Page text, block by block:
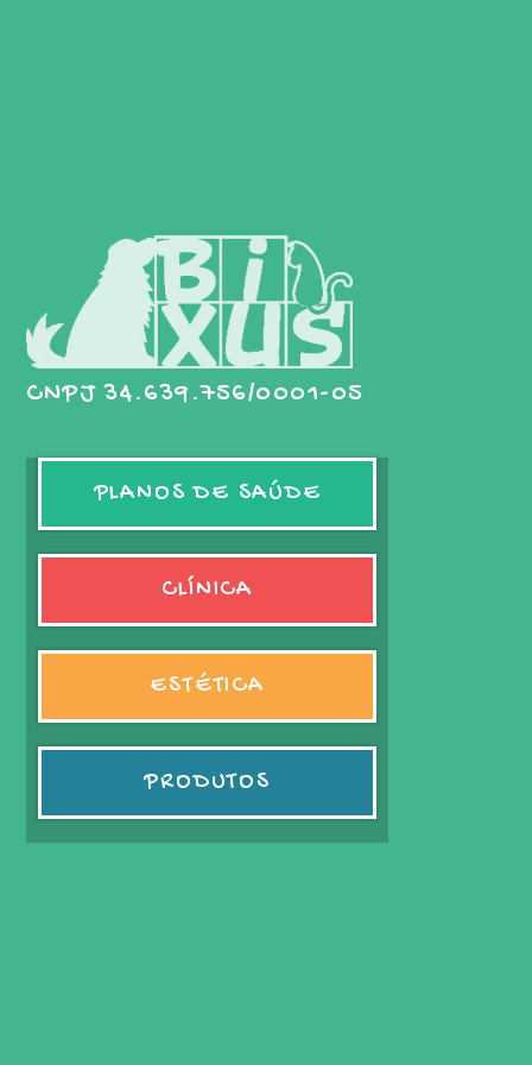
CNPJ 34.639.756/0001-05
PLANOS DE SAÚDE
CLÍNICA
ESTÉTICA
PRODUTOS